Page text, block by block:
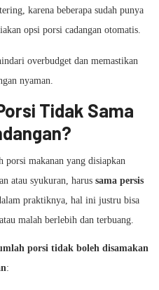
karena beberapa sudah punya
opsi porsi cadangan otomatis.
overbudget dan memastikan
nyaman.
Tidak Sama
porsi makanan yang disiapkan
atau syukuran, harus sama persis
praktiknya, hal ini justru bisa
malah berlebih dan terbuang.
porsi tidak boleh disamakan
: